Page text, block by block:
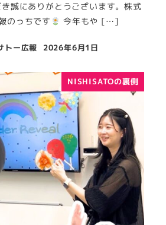
誠にありがとうございます。株式
のっちです
今年もや […]
トー広報 2026年6月1日
NISHISATOの裏側